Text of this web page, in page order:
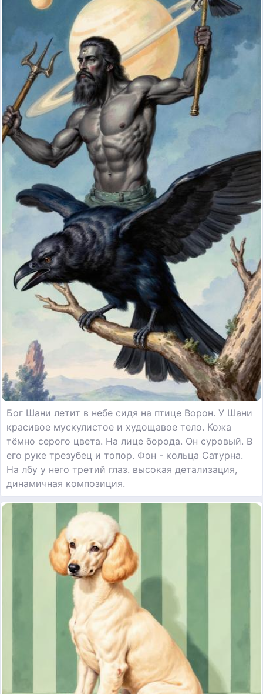
Бог Шани летит в небе сидя на птице Ворон. У Шани
красивое мускулистое и худощавое тело. Кожа
тёмно серого цвета. На лице борода. Он суровый. В
его руке трезубец и топор. Фон - кольца Сатурна.
На лбу у него третий глаз. высокая детализация,
динамичная композиция.